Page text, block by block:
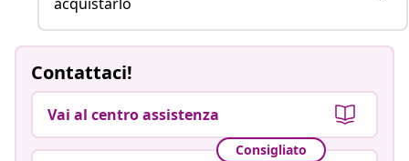
Contattaci!
Vai al centro assistenza
Consigliato